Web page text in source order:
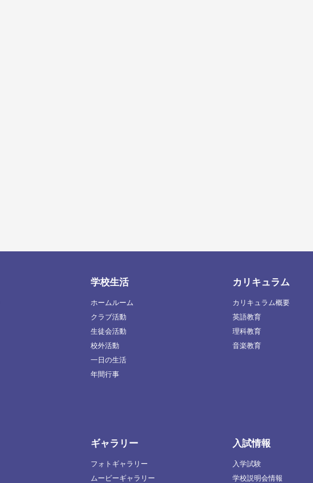
学校生活
ホームルーム
クラブ活動
生徒会活動
校外活動
一日の生活
年間行事
カリキュラム
カリキュラム概要
英語教育
理科教育
音楽教育
ギャラリー
フォトギャラリー
ムービーギャラリー
入試情報
入学試験
学校説明会情報